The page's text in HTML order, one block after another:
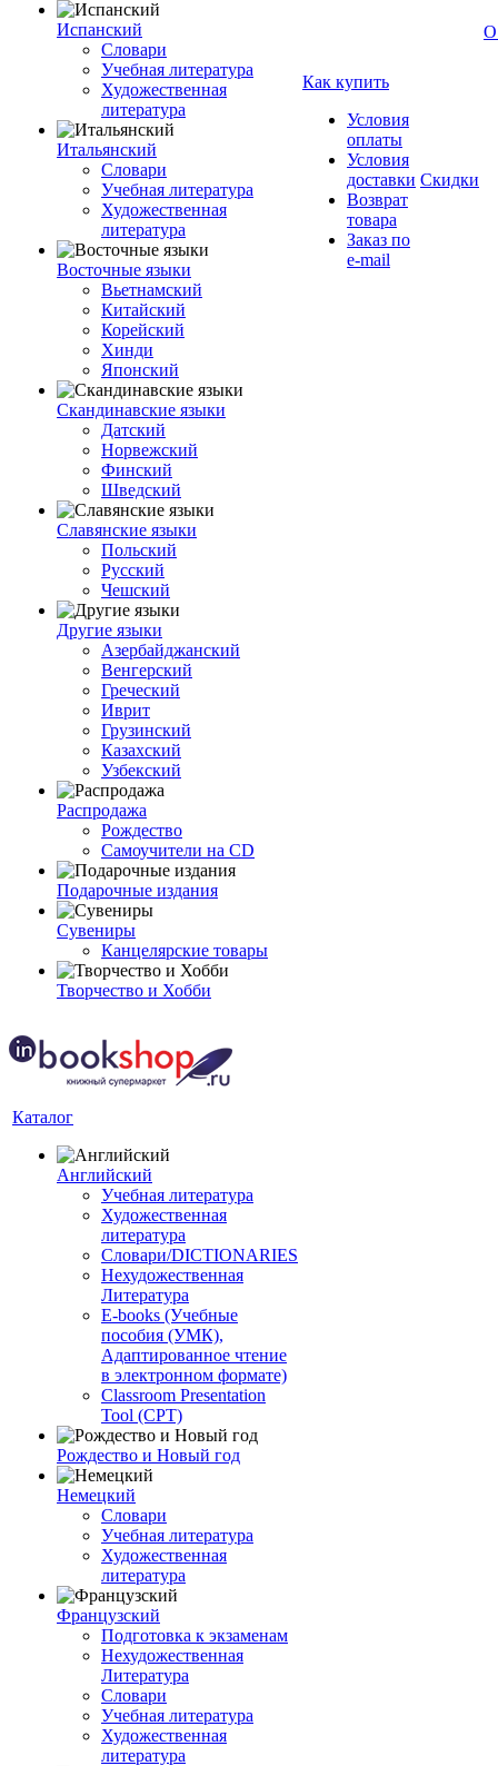
Испанский
Словари
Учебная литература
Художественная
литература
Итальянский
Словари
Учебная литература
Художественная
литература
Восточные языки
Вьетнамский
Китайский
Корейский
Хинди
Японский
Скандинавские языки
Датский
Норвежский
Финский
Шведский
Славянские языки
Польский
Русский
Чешский
Другие языки
Азербайджанский
Венгерский
Греческий
Иврит
Грузинский
Казахский
Узбекский
Распродажа
Рождество
Самоучители на CD
Подарочные издания
Сувениры
Канцелярские товары
Творчество и Хобби
Как купить
Условия
оплаты
Условия
доставки
Возврат
товара
Заказ по
e-mail
Скидки
О
Каталог
Английский
Учебная литература
Художественная
литература
Словари/DICTIONARIES
Нехудожественная
Литература
E-books (Учебные
пособия (УМК),
Адаптированное чтение
в электронном формате)
Classroom Presentation
Tool (CPT)
Рождество и Новый год
Немецкий
Словари
Учебная литература
Художественная
литература
Французский
Подготовка к экзаменам
Нехудожественная
Литература
Словари
Учебная литература
Художественная
литература